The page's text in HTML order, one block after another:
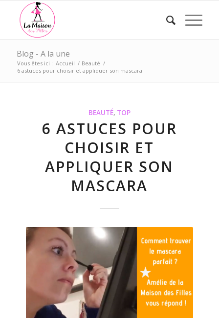
Blog - A la une
Vous êtes ici : Accueil / Beauté /
6 astuces pour choisir et appliquer son mascara
BEAUTÉ, TOP
6 ASTUCES POUR
CHOISIR ET
APPLIQUER SON
MASCARA